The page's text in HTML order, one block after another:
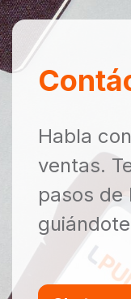
Habla
ventas.
pasos de